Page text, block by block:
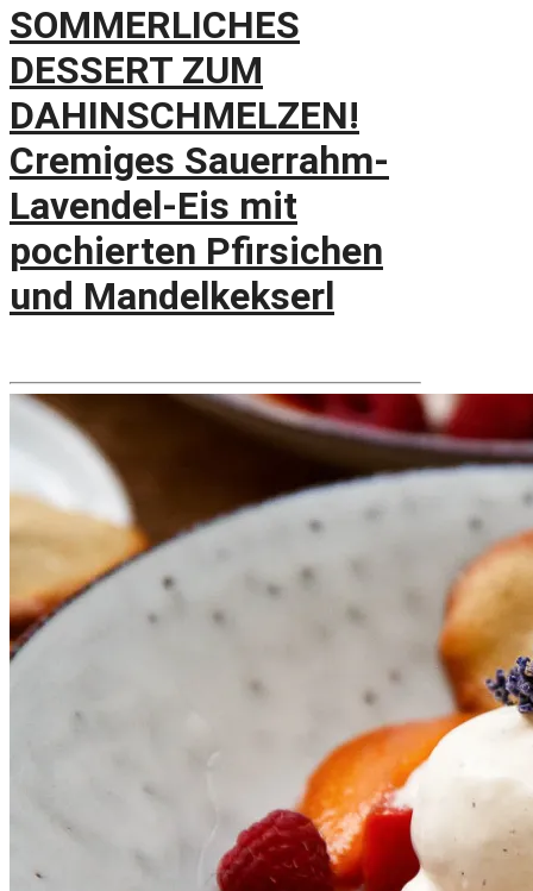
SOMMERLICHES
DESSERT ZUM
DAHINSCHMELZEN!
Cremiges Sauerrahm-
Lavendel-Eis mit
pochierten Pfirsichen
und Mandelkekserl